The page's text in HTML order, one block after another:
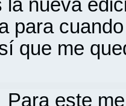
la nueva
para
que me
Para este